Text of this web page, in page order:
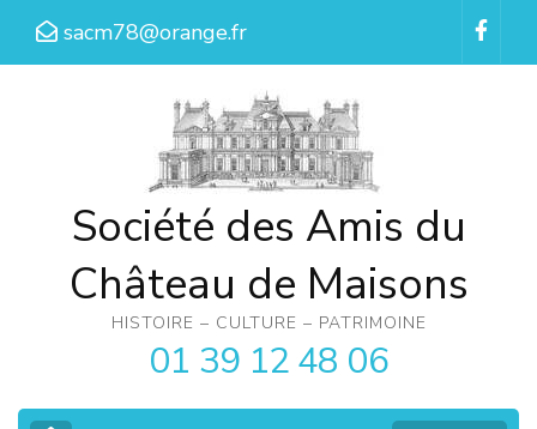
Aller
sacm78@orange.fr
Société des Amis du
Château de Maisons
HISTOIRE – CULTURE – PATRIMOINE
01 39 12 48 06